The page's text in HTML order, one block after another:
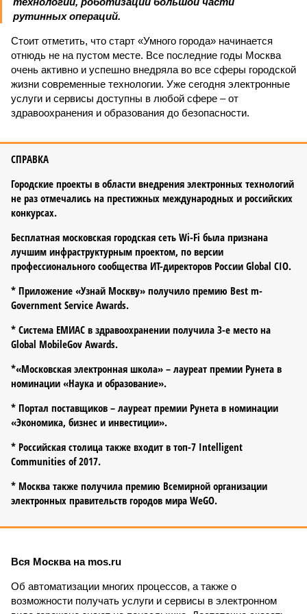
рутинных операций.
Стоит отметить, что старт «Умного города» начинается
отнюдь не на пустом месте. Все последние годы Москва
очень активно и успешно внедряла во все сферы городской
жизни современные технологии. Уже сегодня электронные
услуги и сервисы доступны в любой сфере – от
здравоохранения и образования до безопасности.
СПРАВКА
Городские проекты в области внедрения электронных технологий
не раз отмечались на престижных международных и российских
конкурсах.
Бесплатная московская городская сеть Wi-Fi была признана
лучшим инфраструктурным проектом, по версии
профессионального сообщества ИТ-директоров России Global CIO.
* Приложение «Узнай Москву» получило премию Best m-
Government Service Awards.
* Система ЕМИАС в здраво­охранении получила 3-е место на
Global MobileGov Awards.
*«Московская электронная школа» – лауреат премии Рунета в
номинации «Наука и образование».
* Портал поставщиков – лауреат премии Рунета в номинации
«Экономика, бизнес и инвестиции».
* Российская столица также входит в топ-7 Intelligent
Communities of 2017.
* Москва также получила премию Всемирной организации
электронных правительств городов мира WeGO.
Вся Москва на mos.ru
Об автоматизации многих процессов, а также о
возможности получать услуги и сервисы в электронном